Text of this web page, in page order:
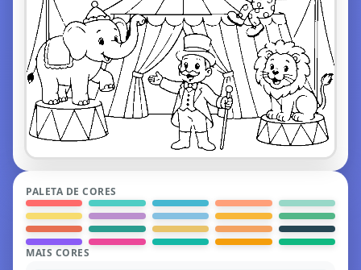
PALETA DE CORES
MAIS CORES